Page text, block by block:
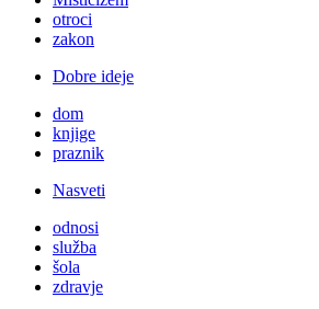
otroci
zakon
Dobre ideje
dom
knjige
praznik
Nasveti
odnosi
služba
šola
zdravje